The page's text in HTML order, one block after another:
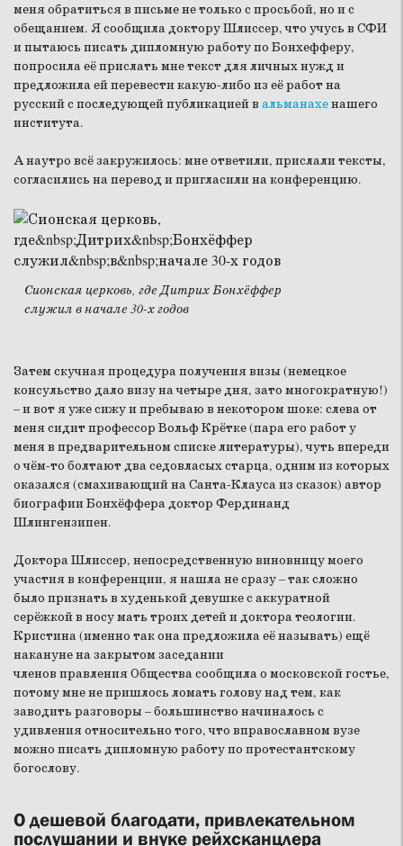
меня обратиться в письме не только с просьбой, но и с
обещанием. Я сообщила доктору Шлиссер, что учусь в СФИ
и пытаюсь писать дипломную работу по Бонхефферу,
попросила её прислать мне текст для личных нужд и
предложила ей перевести какую-либо из её работ на
русский с последующей публикацией в альманахенашего
института.
А наутро всё закружилось: мне ответили, прислали тексты,
согласились на перевод и пригласили на конференцию.
Сионская церковь, где Дитрих Бонхёффер
служил в начале 30-х годов
Затем скучная процедура получения визы (немецкое
консульство дало визу на четыре дня, зато многократную!)
– и вот я уже сижу и пребываю в некотором шоке: слева от
меня сидит профессор Вольф Крётке (пара его работ у
меня в предварительном списке литературы), чуть впереди
о чём-то болтают два седовласых старца, одним из которых
оказался (смахивающий на Санта-Клауса из сказок) автор
биографии Бонхёффера доктор Фердинанд
Шлингензипен.
Доктора Шлиссер, непосредственную виновницу моего
участия в конференции, я нашла не сразу – так сложно
было признать в худенькой девушке с аккуратной
серёжкой в носу мать троих детей и доктора теологии.
Кристина (именно так она предложила её называть) ещё
накануне на закрытом заседании
членов правления Общества сообщила о московской гостье,
потому мне не пришлось ломать голову над тем, как
заводить разговоры – большинство начиналось с
удивления относительно того, что вправославном вузе
можно писать дипломную работу по протестантскому
богослову.
О дешевой благодати, привлекательном
послушании и внуке рейхсканцлера